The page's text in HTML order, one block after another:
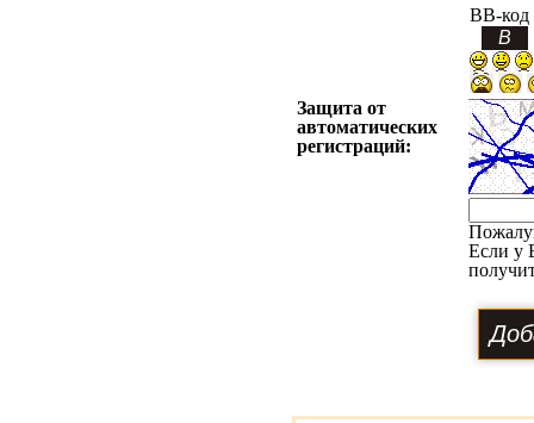
BB-код
Защита от
автоматических
регистраций:
Если у